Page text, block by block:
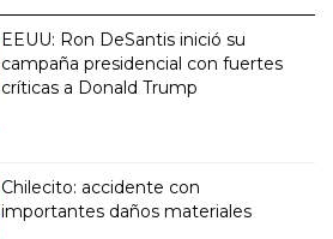
EEUU: Ron DeSantis inició su
campaña presidencial con fuertes
críticas a Donald Trump
Chilecito: accidente con
importantes daños materiales